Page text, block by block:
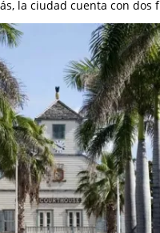
la ciudad cuenta con dos